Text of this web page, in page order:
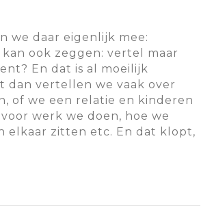
we daar eigenlijk mee:
ook zeggen: vertel maar
En dat is al moeilijk
dan vertellen we vaak over
of we een relatie en kinderen
werk we doen, hoe we
elkaar zitten etc. En dat klopt,